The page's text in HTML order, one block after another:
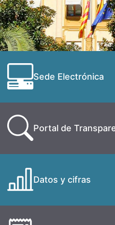
Sede Electrónica
Portal de
Datos y cifras